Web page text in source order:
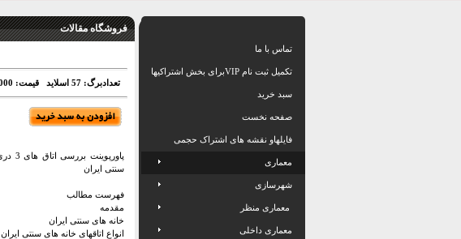
فروشگاه مقالات
تعدادبرگ: 57 اسلاید قیمت: 112000 تومان
سنتی ایران
فهرست مطالب
مقدمه
خانه های سنتی ایران
انواع اتاقهای خانه های سنتی ایران
تماس با ما
تکمیل ثبت نام VIPبرای بخش اشتراکیها
سبد خرید
صفحه نخست
فایلهاو نقشه های اشتراک حجمی
معماری
شهرسازی
معماری منظر
معماری داخلی